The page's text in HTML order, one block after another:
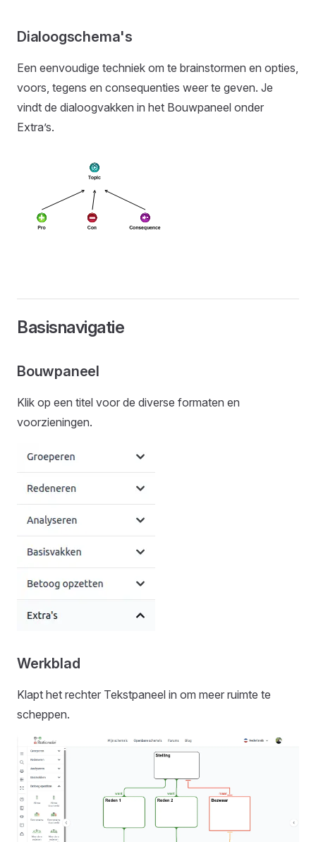
Dialoogschema's
Een eenvoudige techniek om te brainstormen en opties,
voors, tegens en consequenties weer te geven. Je
vindt de dialoogvakken in het Bouwpaneel onder
Extra’s.
Basisnavigatie
Bouwpaneel
Klik op een titel voor de diverse formaten en
voorzieningen.
Werkblad
Klapt het rechter Tekstpaneel in om meer ruimte te
scheppen.